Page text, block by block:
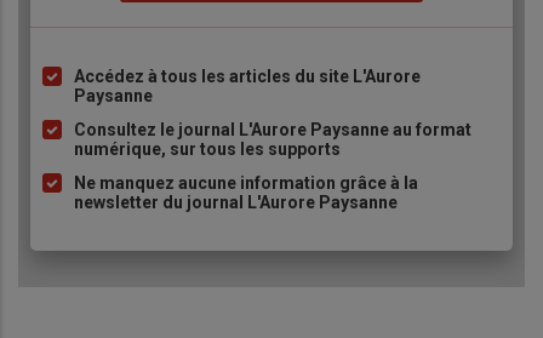
Liste
puce
Accédez à tous les articles du site L'Aurore
Paysanne
Consultez le journal L'Aurore Paysanne au format
numérique, sur tous les supports
Ne manquez aucune information grâce à la
newsletter du journal L'Aurore Paysanne